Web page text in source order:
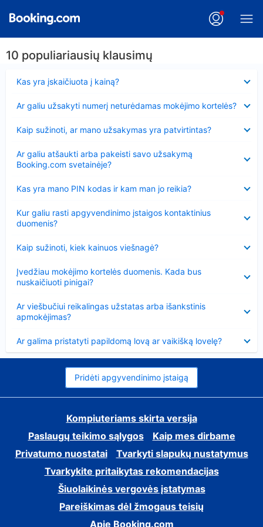
10 populiariausių klausimų
Kas yra įskaičiuota į kainą?
Ar galiu užsakyti numerį neturėdamas mokėjimo kortelės?
Kaip sužinoti, ar mano užsakymas yra patvirtintas?
Ar galiu atšaukti arba pakeisti savo užsakymą
Booking.com svetainėje?
Kas yra mano PIN kodas ir kam man jo reikia?
Kur galiu rasti apgyvendinimo įstaigos kontaktinius
duomenis?
Kaip sužinoti, kiek kainuos viešnagė?
Įvedžiau mokėjimo kortelės duomenis. Kada bus
nuskaičiuoti pinigai?
Ar viešbučiui reikalingas užstatas arba išankstinis
apmokėjimas?
Ar galima pristatyti papildomą lovą ar vaikišką lovelę?
Pridėti apgyvendinimo įstaigą
Kompiuteriams skirta versija
Paslaugų teikimo sąlygos
Kaip mes dirbame
Privatumo nuostatai
Tvarkyti slapukų nustatymus
Tvarkykite pritaikytas rekomendacijas
Šiuolaikinės vergovės įstatymas
Pareiškimas dėl žmogaus teisių
Apie Booking.com